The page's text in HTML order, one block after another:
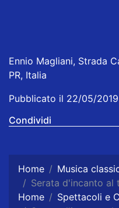
Ennio Magliani, Strada
PR, Italia
Pubblicato il 22/05/2019
Condividi
Home
Musica
Serata d'incanto al
Home
Spettacoli e